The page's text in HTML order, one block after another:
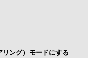
ング）モードにする